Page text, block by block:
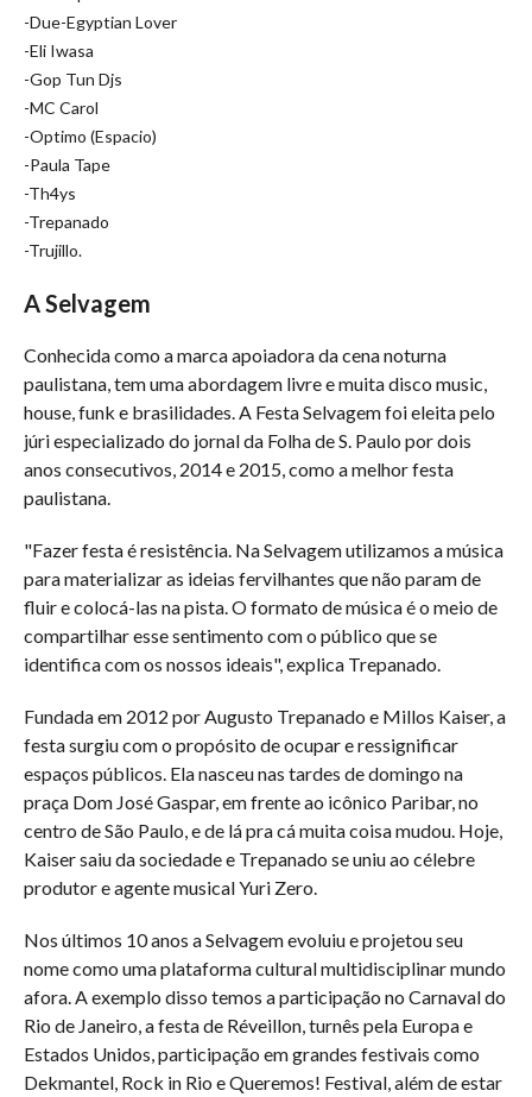
-Due-Egyptian Lover
-Eli Iwasa
-Gop Tun Djs
-MC Carol
-Optimo (Espacio)
-Paula Tape
-Th4ys
-Trepanado
-Trujillo.
A Selvagem
Conhecida como a marca apoiadora da cena noturna
paulistana, tem uma abordagem livre e muita disco music,
house, funk e brasilidades. A Festa Selvagem foi eleita pelo
júri especializado do jornal da Folha de S. Paulo por dois
anos consecutivos, 2014 e 2015, como a melhor festa
paulistana.
"Fazer festa é resistência. Na Selvagem utilizamos a música
para materializar as ideias fervilhantes que não param de
fluir e colocá-las na pista. O formato de música é o meio de
compartilhar esse sentimento com o público que se
identifica com os nossos ideais", explica Trepanado.
Fundada em 2012 por Augusto Trepanado e Millos Kaiser, a
festa surgiu com o propósito de ocupar e ressignificar
espaços públicos. Ela nasceu nas tardes de domingo na
praça Dom José Gaspar, em frente ao icônico Paribar, no
centro de São Paulo, e de lá pra cá muita coisa mudou. Hoje,
Kaiser saiu da sociedade e Trepanado se uniu ao célebre
produtor e agente musical Yuri Zero.
Nos últimos 10 anos a Selvagem evoluiu e projetou seu
nome como uma plataforma cultural multidisciplinar mundo
afora. A exemplo disso temos a participação no Carnaval do
Rio de Janeiro, a festa de Réveillon, turnês pela Europa e
Estados Unidos, participação em grandes festivais como
Dekmantel, Rock in Rio e Queremos! Festival, além de estar